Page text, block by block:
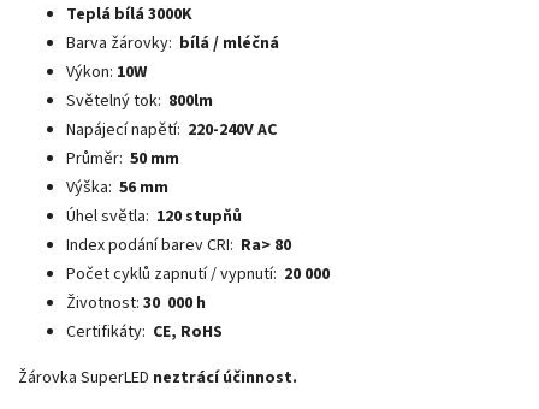
Teplá bílá 3000K
Barva žárovky: bílá / mléčná
Výkon: 10W
Světelný tok: 800lm
Napájecí napětí: 220-240V AC
Průměr: 50 mm
Výška: 56 mm
Úhel světla: 120 stupňů
Index podání barev CRI: Ra> 80
Počet cyklů zapnutí / vypnutí: 20 000
Životnost: 30 000 h
Certifikáty: CE, RoHS
Žárovka SuperLED neztrácí účinnost.